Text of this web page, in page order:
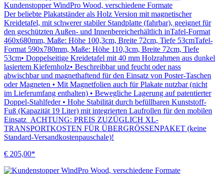
Kundenstopper WindPro Wood, verschiedene Formate
Der beliebte Plakatständer als Holz Version mit magnetischer
Kreidetafel, mit schwerer stabiler Standplatte (fahrbar), geeignet für
den geschützten Außen- und Innenbereicherhältlich inTafel-Format
460x680mm, Maße: Höhe 100,3cm, Breite 72cm, Tiefe 53cmTafel-
Format 590x780mm, Maße: Höhe 110,3cm, Breite 72cm, Tiefe
53cm• Doppelseitige Kreidetafel mit 40 mm Holzrahmen aus dunkel
lasiertem Kiefernholz• Beschreibbar und feucht oder nass
abwischbar und magnethaftend für den Einsatz von Poster-Taschen
oder Magneten • Mit Magnetfolien auch für Plakate nutzbar (nicht
im Lieferumfang enthalten) • Bewegliche Lagerung auf patentierter
Doppel-Stahlfeder • Hohe Stabilität durch befüllbaren Kunststoff-
Fuß (Kapazität 19 Liter) mit integrierten Laufrollen für den mobilen
Einsatz ACHTUNG: PREIS ZUZÜGLICH XL-
TRANSPORTKOSTEN FÜR ÜBERGRÖSSENPAKET (keine
Standard-Versandkostenpauschale)!
€ 205,00*